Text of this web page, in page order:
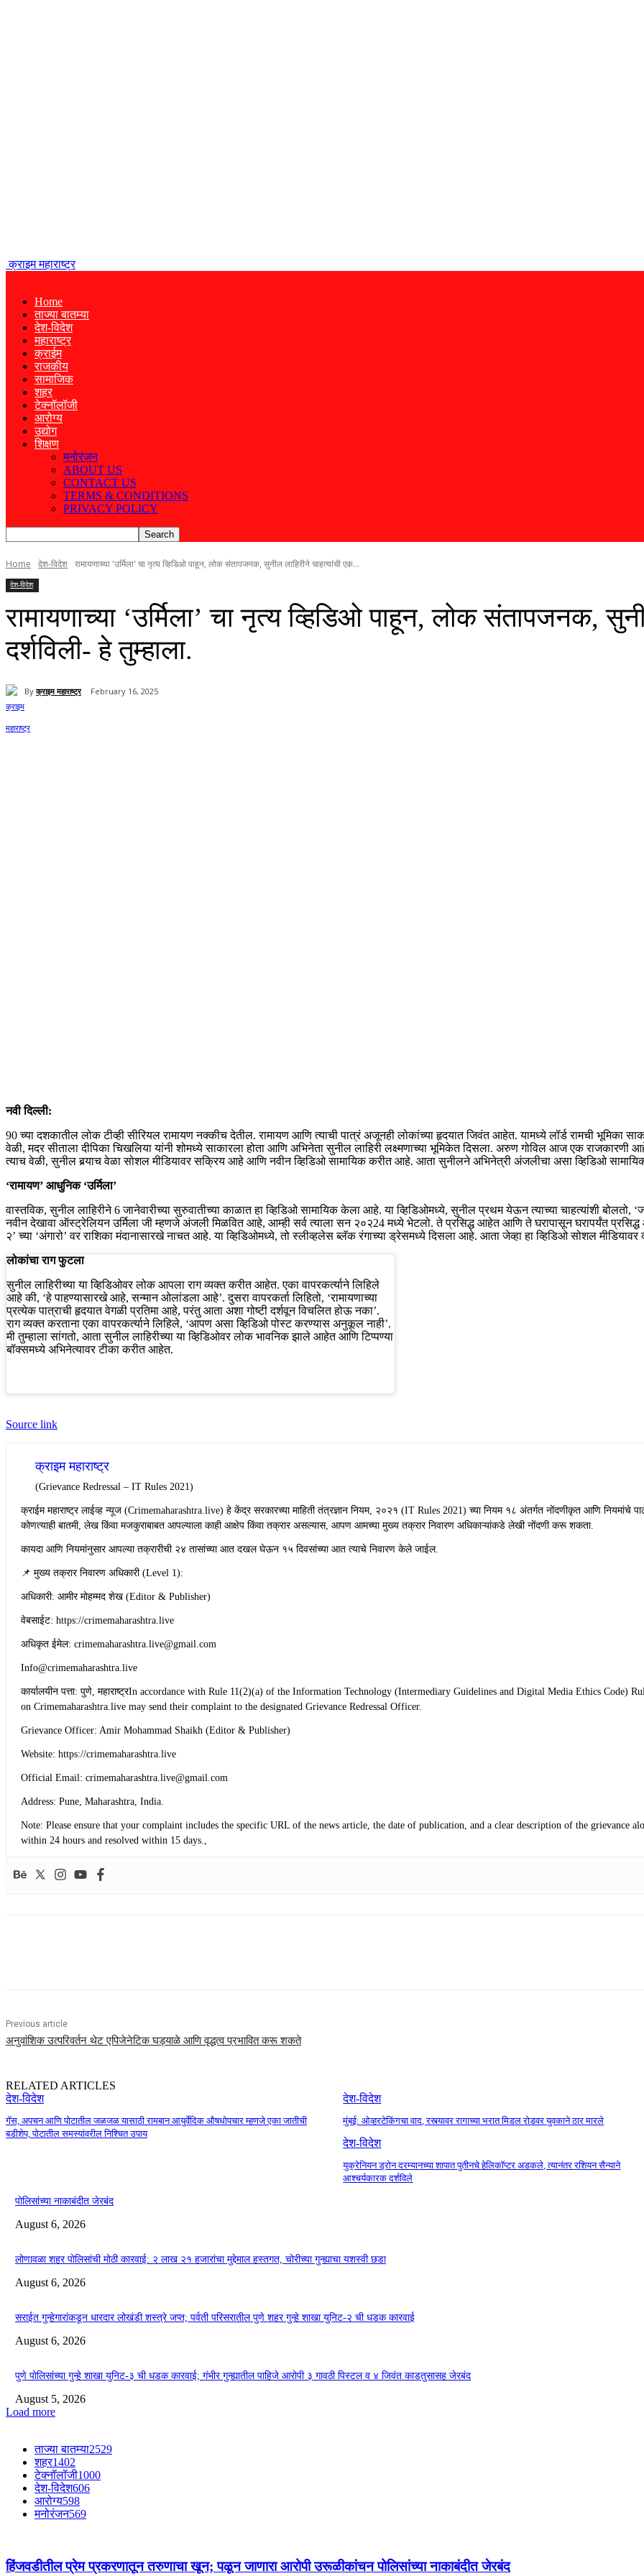
क्राइम महाराष्ट्र
Home
ताज्या बातम्या
देश-विदेश
महाराष्ट्र
क्राईम
राजकीय
सामाजिक
शहर
टेक्नॉलॉजी
आरोग्य
उद्योग
शिक्षण
मनोरंजन
ABOUT US
CONTACT US
TERMS & CONDITIONS
PRIVACY POLICY
Home देश-विदेश रामायणाच्या 'उर्मिला' चा नृत्य व्हिडिओ पाहून, लोक संतापजनक, सुनील लाहिरीने चाहत्यांची एक...
देश-विदेश
रामायणाच्या ‘उर्मिला’ चा नृत्य व्हिडिओ पाहून, लोक संतापजनक,
दर्शविली- हे तुम्हाला.
By क्राइम महाराष्ट्र February 16, 2025
नवी दिल्ली:
90 च्या दशकातील लोक टीव्ही सीरियल रामायण नक्कीच देतील. रामायण आणि त्याची पात्रं अजूनही लोकांच्या हृदयात जिवंत आहेत. यामध्ये लॉर्ड रामची भूमिका
वेळी, मदर सीताला दीपिका चिखलिया यांनी शोमध्ये साकारला होता आणि अभिनेता सुनील लाहिरी लक्ष्मणाच्या भूमिकेत दिसला. अरुण गोविल आज एक राजकारणी
त्याच वेळी, सुनील बर्‍याच वेळा सोशल मीडियावर सक्रिय आहे आणि नवीन व्हिडिओ सामायिक करीत आहे. आता सुनीलने अभिनेत्री अंजलीचा असा व्हिडिओ
‘रामायण’ आधुनिक ‘उर्मिला’
वास्तविक, सुनील लाहिरीने 6 जानेवारीच्या सुरुवातीच्या काळात हा व्हिडिओ सामायिक केला आहे. या व्हिडिओमध्ये, सुनील प्रथम येऊन त्याच्या चाहत्यांशी
नवीन देखावा ऑस्ट्रेलियन उर्मिला जी म्हणजे अंजली मिळवित आहे, आम्ही सर्व त्याला सन २०२24 मध्ये भेटलो. ते प्रसिद्ध आहेत आणि ते घरापासून घरापर्यंत प्रसिद्ध
२’ च्या ‘अंगारो’ वर राशिका मंदानासारखे नाचत आहे. या व्हिडिओमध्ये, तो स्लीव्हलेस ब्लॅक रंगाच्या ड्रेसमध्ये दिसला आहे. आता जेव्हा हा व्हिडिओ सोशल मीडियावर
लोकांचा राग फुटला
सुनील लाहिरीच्या या व्हिडिओवर लोक आपला राग व्यक्त करीत आहेत. एका वापरकर्त्याने लिहिले
आहे की, ‘हे पाहण्यासारखे आहे, सन्मान ओलांडला आहे’. दुसरा वापरकर्ता लिहितो, ‘रामायणाच्या
प्रत्येक पात्राची हृदयात वेगळी प्रतिमा आहे, परंतु आता अशा गोष्टी दर्शवून विचलित होऊ नका’.
राग व्यक्त करताना एका वापरकर्त्याने लिहिले, ‘आपण असा व्हिडिओ पोस्ट करण्यास अनुकूल नाही’.
मी तुम्हाला सांगतो, आता सुनील लाहिरीच्या या व्हिडिओवर लोक भावनिक झाले आहेत आणि टिप्पण्या
बॉक्समध्ये अभिनेत्यावर टीका करीत आहेत.
Source link
क्राइम महाराष्ट्र
(Grievance Redressal – IT Rules 2021)
​क्राईम महाराष्ट्र लाईव्ह न्यूज (Crimemaharashtra.live) हे केंद्र सरकारच्या माहिती तंत्रज्ञान नियम, २०२१ (IT Rules 2021) च्या नियम १८ अंतर्गत नोंदणीकृत आणि नियमांचे
कोणत्याही बातमी, लेख किंवा मजकुराबाबत आपल्याला काही आक्षेप किंवा तक्रार असल्यास, आपण आमच्या मुख्य तक्रार निवारण अधिकाऱ्यांकडे लेखी नोंदणी करू शकता.
​कायदा आणि नियमांनुसार आपल्या तक्रारीची २४ तासांच्या आत दखल घेऊन १५ दिवसांच्या आत त्याचे निवारण केले जाईल.
​📌 मुख्य तक्रार निवारण अधिकारी (Level 1):
​अधिकारी: आमीर मोहम्मद शेख (Editor & Publisher)
​वेबसाईट: https://crimemaharashtra.live
​अधिकृत ईमेल: crimemaharashtra.live@gmail.com
Info@crimemaharashtra.live
​कार्यालयीन पत्ता: पुणे, महाराष्ट्रIn accordance with Rule 11(2)(a) of the Information Technology (Intermediary Guidelines and Digital Media Ethics Code)
on Crimemaharashtra.live may send their complaint to the designated Grievance Redressal Officer.
​Grievance Officer: Amir Mohammad Shaikh (Editor & Publisher)
​Website: https://crimemaharashtra.live
​Official Email: crimemaharashtra.live@gmail.com
​Address: Pune, Maharashtra, India.
​Note: Please ensure that your complaint includes the specific URL of the news article, the date of publication, and a clear description of the grievance
within 24 hours and resolved within 15 days.,
Previous article
अनुवांशिक उत्परिवर्तन थेट एपिजेनेटिक घड्याळे आणि वृद्धत्व प्रभावित करू शकते
RELATED ARTICLES
देश-विदेश
गॅस, अपचन आणि पोटातील जळजळ यासाठी रामबान आयुर्वेदिक औषधोपचार म्हणजे एका जातीची
बडीशेप, पोटातील समस्यांवरील निश्चित उपाय
देश-विदेश
मुंबई: ओव्हरटेकिंगचा वाद, रस्त्यावर रागाच्या भरात मिडल रोडवर युवकाने ठार मारले
देश-विदेश
युक्रेनियन ड्रोन दरम्यानच्या शापात पुतीनचे हेलिकॉप्टर अडकले, त्यानंतर रशियन सैन्याने
आश्चर्यकारक दर्शविले
पोलिसांच्या नाकाबंदीत जेरबंद
August 6, 2026
लोणावळा शहर पोलिसांची मोठी कारवाई: २ लाख २१ हजारांचा मुद्देमाल हस्तगत, चोरीच्या गुन्ह्याचा यशस्वी छडा
August 6, 2026
सराईत गुन्हेगारांकडून धारदार लोखंडी शस्त्रे जप्त; पर्वती परिसरातील पुणे शहर गुन्हे शाखा युनिट-२ ची धडक कारवाई
August 6, 2026
पुणे पोलिसांच्या गुन्हे शाखा युनिट-३ ची धडक कारवाई; गंभीर गुन्ह्यातील पाहिजे आरोपी ३ गावठी पिस्टल व ४ जिवंत काडतुसासह जेरबंद
August 5, 2026
Load more
ताज्या बातम्या2529
शहर1402
टेक्नॉलॉजी1000
देश-विदेश606
आरोग्य598
मनोरंजन569
हिंजवडीतील प्रेम प्रकरणातून तरुणाचा खून; पळून जाणारा आरोपी उरूळीकांचन पोलिसांच्या नाकाबंदीत जेरबंद